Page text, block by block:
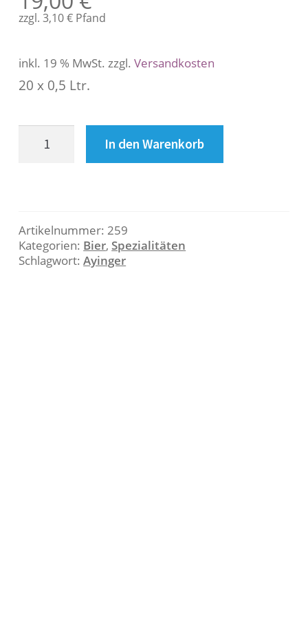
zzgl.3,10€ Pfand
inkl. 19 % MwSt. zzgl.Versandkosten
20 x 0,5 Ltr.
Kellerbier
In den Warenkorb
Artikelnummer:259
Kategorien: Bier,Spezialitäten
Schlagwort:Ayinger
c
r
e
i
u
e
s